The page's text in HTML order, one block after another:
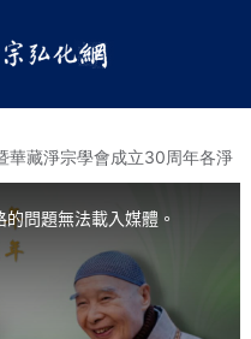
華藏淨宗學會成立30周年各淨
問題無法載入媒體。